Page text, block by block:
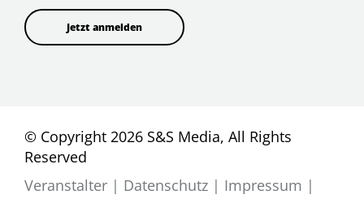
Jetzt anmelden
© Copyright 2026 S&S Media, All Rights
Reserved
Veranstalter | Datenschutz | Impressum |